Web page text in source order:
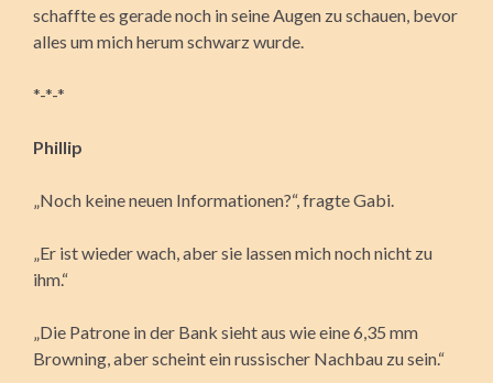
schaffte es gerade noch in seine Augen zu schauen, bevor
alles um mich herum schwarz wurde.
*-*-*
Phillip
„Noch keine neuen Informationen?“, fragte Gabi.
„Er ist wieder wach, aber sie lassen mich noch nicht zu
ihm.“
„Die Patrone in der Bank sieht aus wie eine 6,35 mm
Browning, aber scheint ein russischer Nachbau zu sein.“